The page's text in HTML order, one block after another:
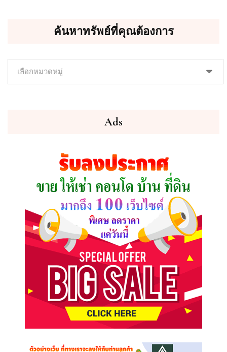
ค้นหาทรัพย์ที่คุณต้องการ
ค้นหา
Ads